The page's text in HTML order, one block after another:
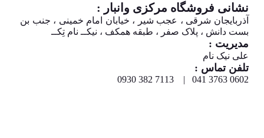
نشانی فروشگاه مرکزی وانبار :
آذربایجان شرقی ، عجب شیر ، خیابان امام خمینی ، جنب بن
بست دانش ، پلاک صفر ، طبقه همکف ، نیکــ نام تِکــ
مدیریت :
علی نیک نام
تلفن تماس :
0602 3763 041 | 7113 382 0930